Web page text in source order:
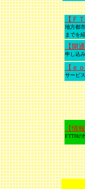
【Ｆ
地方都
までを
【開
申し込
【ｅ
サービ
【情
FTTHの